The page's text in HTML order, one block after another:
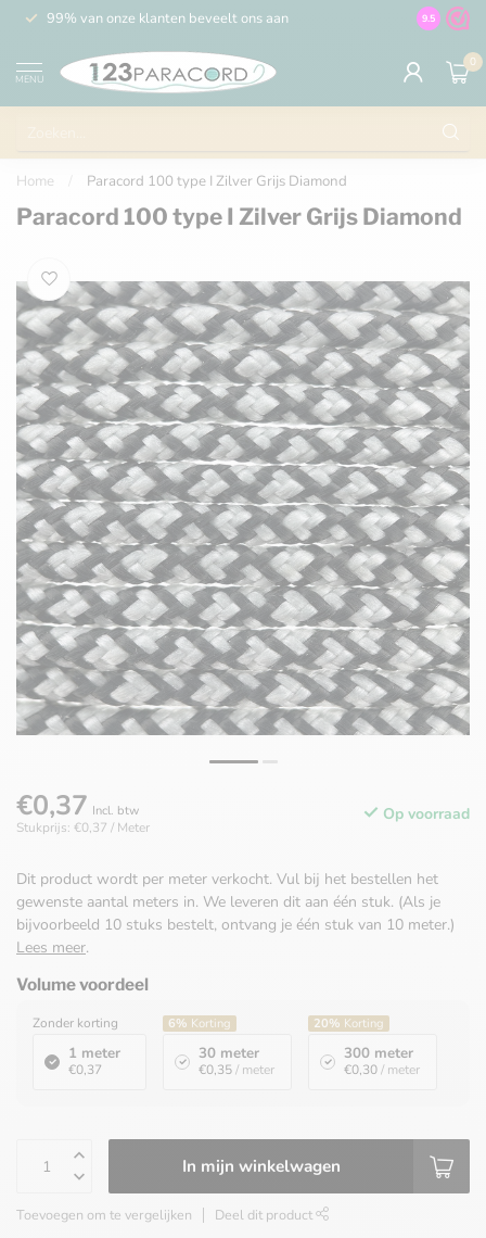
99% van onze klanten beveelt ons aan 100% de
9.5
MENU
0
Home Paracord 100 type I Zilver Grijs Diamond
Paracord 100 type I Zilver Grijs Diamond
€0,37 Incl. btw
Stukprijs: €0,37 / Meter
Op voorraad
Dit product wordt per meter verkocht. Vul bij het bestellen het
gewenste aantal meters in. We leveren dit aan één stuk. (Als je
bijvoorbeeld 10 stuks bestelt, ontvang je één stuk van 10 meter.)
Lees meer.
Volume voordeel
Zonder korting
1 meter
€0,37
6% Korting
30 meter
€0,35/ meter
20% Korting
300 meter
€0,30/ meter
In mijn winkelwagen
Toevoegen om te vergelijken Deel dit product